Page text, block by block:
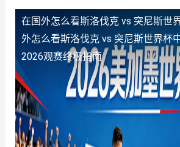
在国外怎么看斯洛伐克 vs 突尼斯世
外怎么看斯洛伐克 vs 突尼斯世界杯
2026观赛终极指南